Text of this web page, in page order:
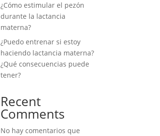
¿Cómo estimular el pezón
durante la lactancia
materna?
¿Puedo entrenar si estoy
haciendo lactancia materna?
¿Qué consecuencias puede
tener?
Recent
Comments
No hay comentarios que